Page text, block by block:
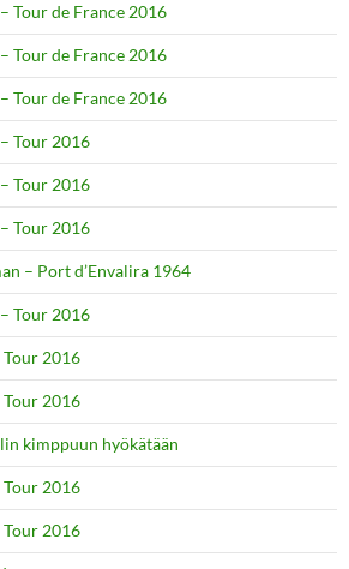
Tour de France 2016
Tour de France 2016
Tour de France 2016
Tour 2016
Tour 2016
Tour 2016
– Port d’Envalira 1964
Tour 2016
Tour 2016
Tour 2016
kimppuun hyökätään
Tour 2016
Tour 2016